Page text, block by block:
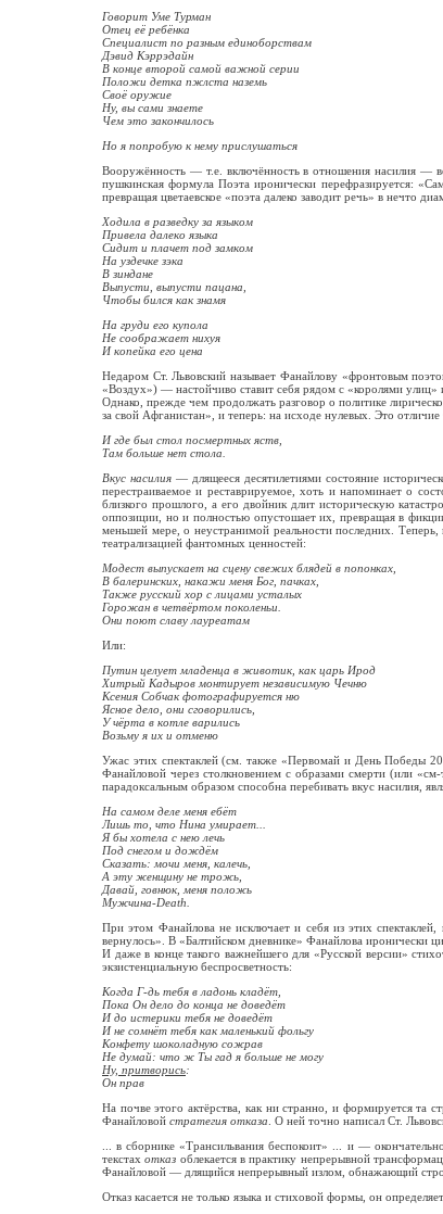
Говорит Уме Турман
Отец её ребёнка
Специалист по разным единоборствам
Дэвид Кэррэдайн
В конце второй самой важной серии
Положи детка пжлста наземь
Своё оружие
Ну, вы сами знаете
Чем это закончилось
Но я попробую к нему прислушаться
Вооружённость — т.е. включённость в отношения насилия —
пушкинская формула Поэта иронически перефразируется:
превращая цветаевское «поэта далеко заводит речь» в нечто
Ходила в разведку за языком
Привела далеко языка
Сидит и плачет под замком
На уздечке зэка
В зиндане
Выпусти, выпусти пацана,
Чтобы бился как знамя
На груди его купола
Не соображает нихуя
И копейка его цена
Недаром Ст. Львовский называет Фанайлову «фронтовым
«Воздух») — настойчиво ставит себя рядом с «королями
Однако, прежде чем продолжать разговор о политике
за свой Афганистан», и теперь: на исходе нулевых. Это
И где был стол посмертных яств,
Там больше нет стола.
Вкус насилия— длящееся десятилетиями состояние
перестраиваемое и реставрируемое, хоть и напоминает о
близкого прошлого, а его двойник длит историческую
оппозиции, но и полностью опустошает их, превращая в
меньшей мере, о неустранимой реальности последних.
театрализацией фантомных ценностей:
Модест выпускает на сцену свежих блядей в попонках,
В балеринских, накажи меня Бог, пачках,
Также русский хор с лицами усталых
Горожан в четвёртом поколеньи.
Они поют славу лауреатам
Или:
Путин целует младенца в животик, как царь Ирод
Хитрый Кадыров монтирует независимую Чечню
Ксения Собчак фотографируется ню
Ясное дело, они сговорились,
У чёрта в котле варились
Возьму я их и отменю
Ужас этих спектаклей (см. также «Первомай и День Победы
Фанайловой через столкновением с образами смерти (или
парадоксальным образом способна перебивать вкус насилия,
На самом деле меня ебёт
Лишь то, что Нина умирает...
Я бы хотела с нею лечь
Под снегом и дождём
Сказать: мочи меня, калечь,
А эту женщину не трожь,
Давай, говнюк, меня положь
Мужчина-Death
При этом Фанайлова не исключает и себя из этих
вернулось». В «Балтийском дневнике» Фанайлова
И даже в конце такого важнейшего для «Русской версии»
экзистенциальную беспросветность:
Когда Г-дь тебя в ладонь кладёт,
Пока Он дело до конца не доведёт
И до истерики тебя не доведёт
И не сомнёт тебя как маленький фольгу
Конфету шоколадную сожрав
Не думай: что ж Ты гад я больше не могу
Ну, притворись:
Он прав
На почве этого актёрства, как ни странно, и формируется та
Фанайловой стратегия отказа . О ней точно написал Ст.
... в сборнике «Трансильвания беспокоит» ... и —
текстахотказ облекается в практику непрерывной
Фанайловой — длящийся непрерывный излом, обнажающий
Отказ касается не только языка и стиховой формы, он